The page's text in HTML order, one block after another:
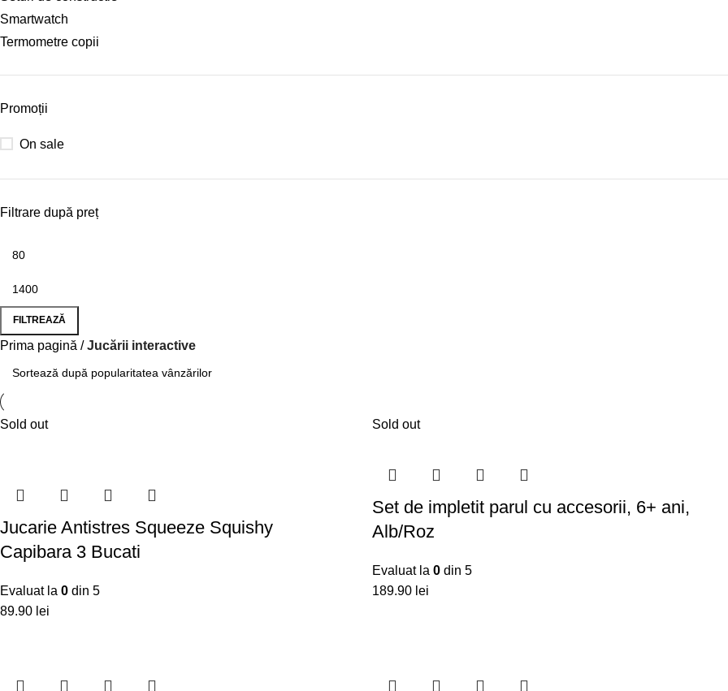
Smartwatch
Termometre copii
Promoții
On sale
Filtrare după preț
FILTREAZĂ
Prima pagină Jucării interactive
Sold out
Jucarie Antistres Squeeze Squishy
Capibara 3 Bucati
Evaluat la 0 din 5
lei
Sold out
Set de impletit parul cu accesorii, 6+ ani,
Alb/Roz
Evaluat la 0 din 5
lei